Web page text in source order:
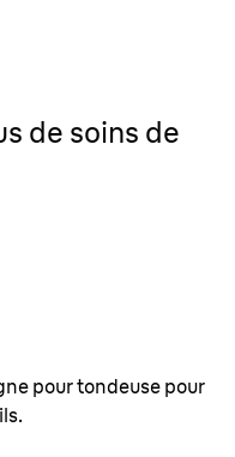
de soins de
pour tondeuse pour